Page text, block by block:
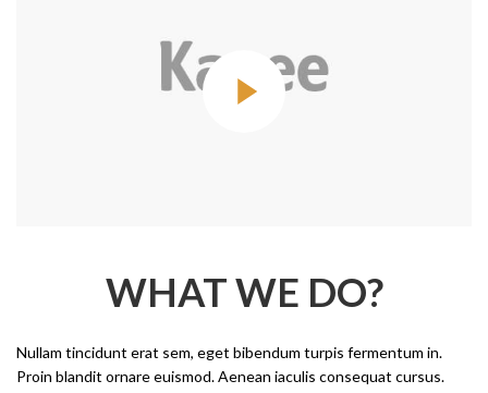
WHAT WE DO?
Nullam tincidunt erat sem, eget bibendum turpis fermentum in.
Proin blandit ornare euismod. Aenean iaculis consequat cursus.